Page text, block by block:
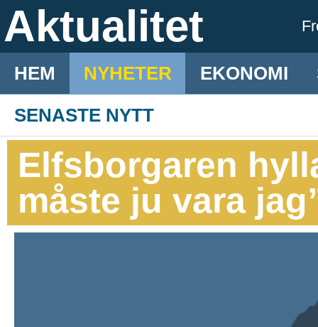
Aktualitet
HEM NYHETER EKONOMI
SENASTE NYTT
Elfsborgaren
måste ju vara